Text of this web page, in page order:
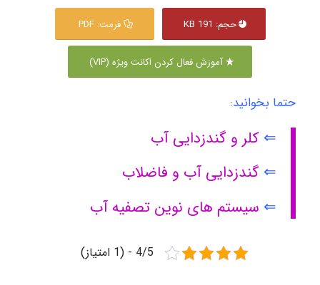
حجم: 191 KB فرمت: PDF
آموزش فعال کردن اکانت ویژه (VIP)
حتما بخوانید:
⇐ کلر و گندزدایی آب
⇐ گندزدایی آب و فاضلاب
⇐ سیستم های نوین تصفیه آب
4/5 - (1 امتیاز)